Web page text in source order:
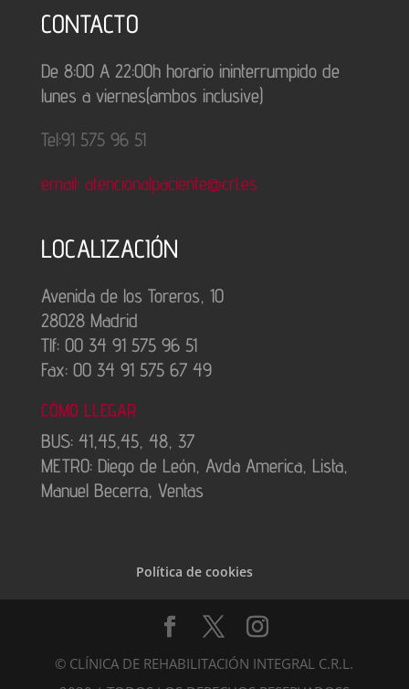
CONTACTO
De 8:00 A 22:00h horario ininterrumpido de
lunes a viernes(ambos inclusive)
Tel:91 575 96 51
email: atencionalpaciente@crl.es
LOCALIZACIÓN
Avenida de los Toreros, 10
28028 Madrid
Tlf: 00 34 91 575 96 51
Fax: 00 34 91 575 67 49
CÓMO LLEGAR
BUS: 41,45,45, 48, 37
METRO: Diego de León, Avda America, Lista,
Manuel Becerra, Ventas
Política de cookies
© CLÍNICA DE REHABILITACIÓN INTEGRAL C.R.L.